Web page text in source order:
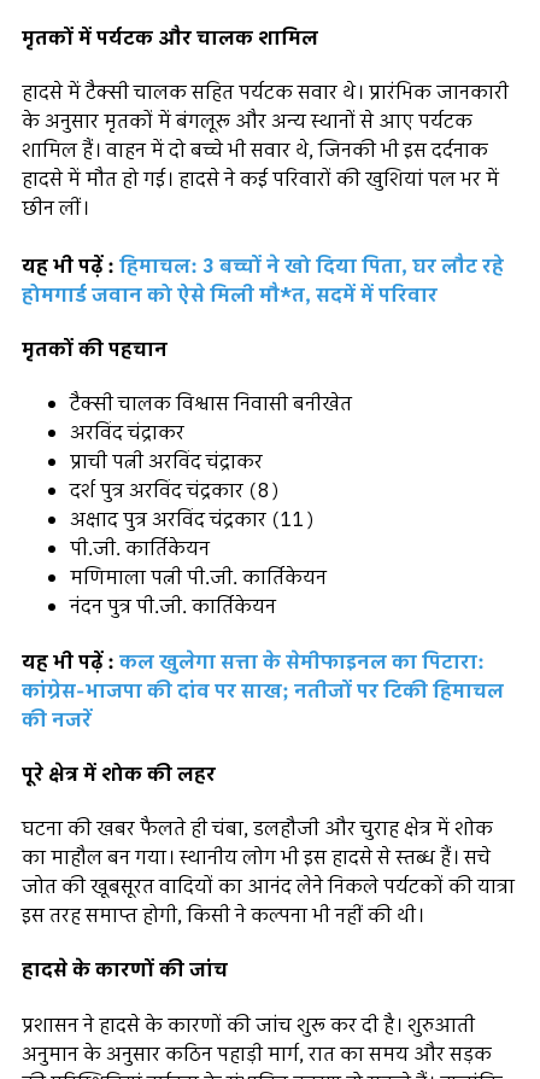
मृतकों में पर्यटक और चालक शामिल
हादसे में टैक्सी चालक सहित पर्यटक सवार थे। प्रारंभिक जानकारी
के अनुसार मृतकों में बंगलूरू और अन्य स्थानों से आए पर्यटक
शामिल हैं। वाहन में दो बच्चे भी सवार थे, जिनकी भी इस दर्दनाक
हादसे में मौत हो गई। हादसे ने कई परिवारों की खुशियां पल भर में
छीन लीं।
यह भी पढ़ें : हिमाचल: 3 बच्चों ने खो दिया पिता, घर लौट रहे
होमगार्ड जवान को ऐसे मिली मौ*त, सदमें में परिवार
मृतकों की पहचान
टैक्सी चालक विश्वास निवासी बनीखेत
अरविंद चंद्राकर
प्राची पत्नी अरविंद चंद्राकर
दर्श पुत्र अरविंद चंद्रकार (8)
अक्षाद पुत्र अरविंद चंद्रकार (11)
पी.जी. कार्तिकेयन
मणिमाला पत्नी पी.जी. कार्तिकेयन
नंदन पुत्र पी.जी. कार्तिकेयन
यह भी पढ़ें : कल खुलेगा सत्ता के सेमीफाइनल का पिटारा:
कांग्रेस-भाजपा की दांव पर साख; नतीजों पर टिकी हिमाचल
की नजरें
पूरे क्षेत्र में शोक की लहर
घटना की खबर फैलते ही चंबा, डलहौजी और चुराह क्षेत्र में शोक
का माहौल बन गया। स्थानीय लोग भी इस हादसे से स्तब्ध हैं। सचे
जोत की खूबसूरत वादियों का आनंद लेने निकले पर्यटकों की यात्रा
इस तरह समाप्त होगी, किसी ने कल्पना भी नहीं की थी।
हादसे के कारणों की जांच
प्रशासन ने हादसे के कारणों की जांच शुरू कर दी है। शुरुआती
अनुमान के अनुसार कठिन पहाड़ी मार्ग, रात का समय और सड़क